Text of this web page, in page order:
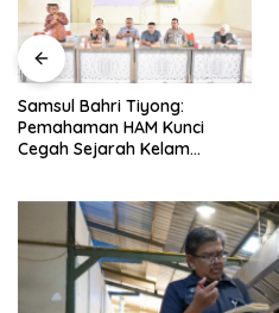
Andrie Yunus dan Tim
Produksi Film “Pesta Babi”
Terima Tasrif Award 2026